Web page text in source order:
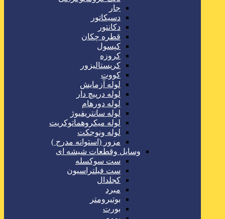
جار
دسیکاتور
دکانتور
قطره چکان
کپسول
کروزه
کریستالیزور
کووت
لوله آزمایش
لوله درپیچ دار
لوله دورهام
لوله سانتریفیوژ
لوله میکروهماتوکریت
لوله ونوجکت
مزور (استوانه مدرج )
وسایل وقطعات شیشه ای
ست سوکسله
ست فیلتراسیون
کجلدال
مبرد
بوتیرومتر
بورت